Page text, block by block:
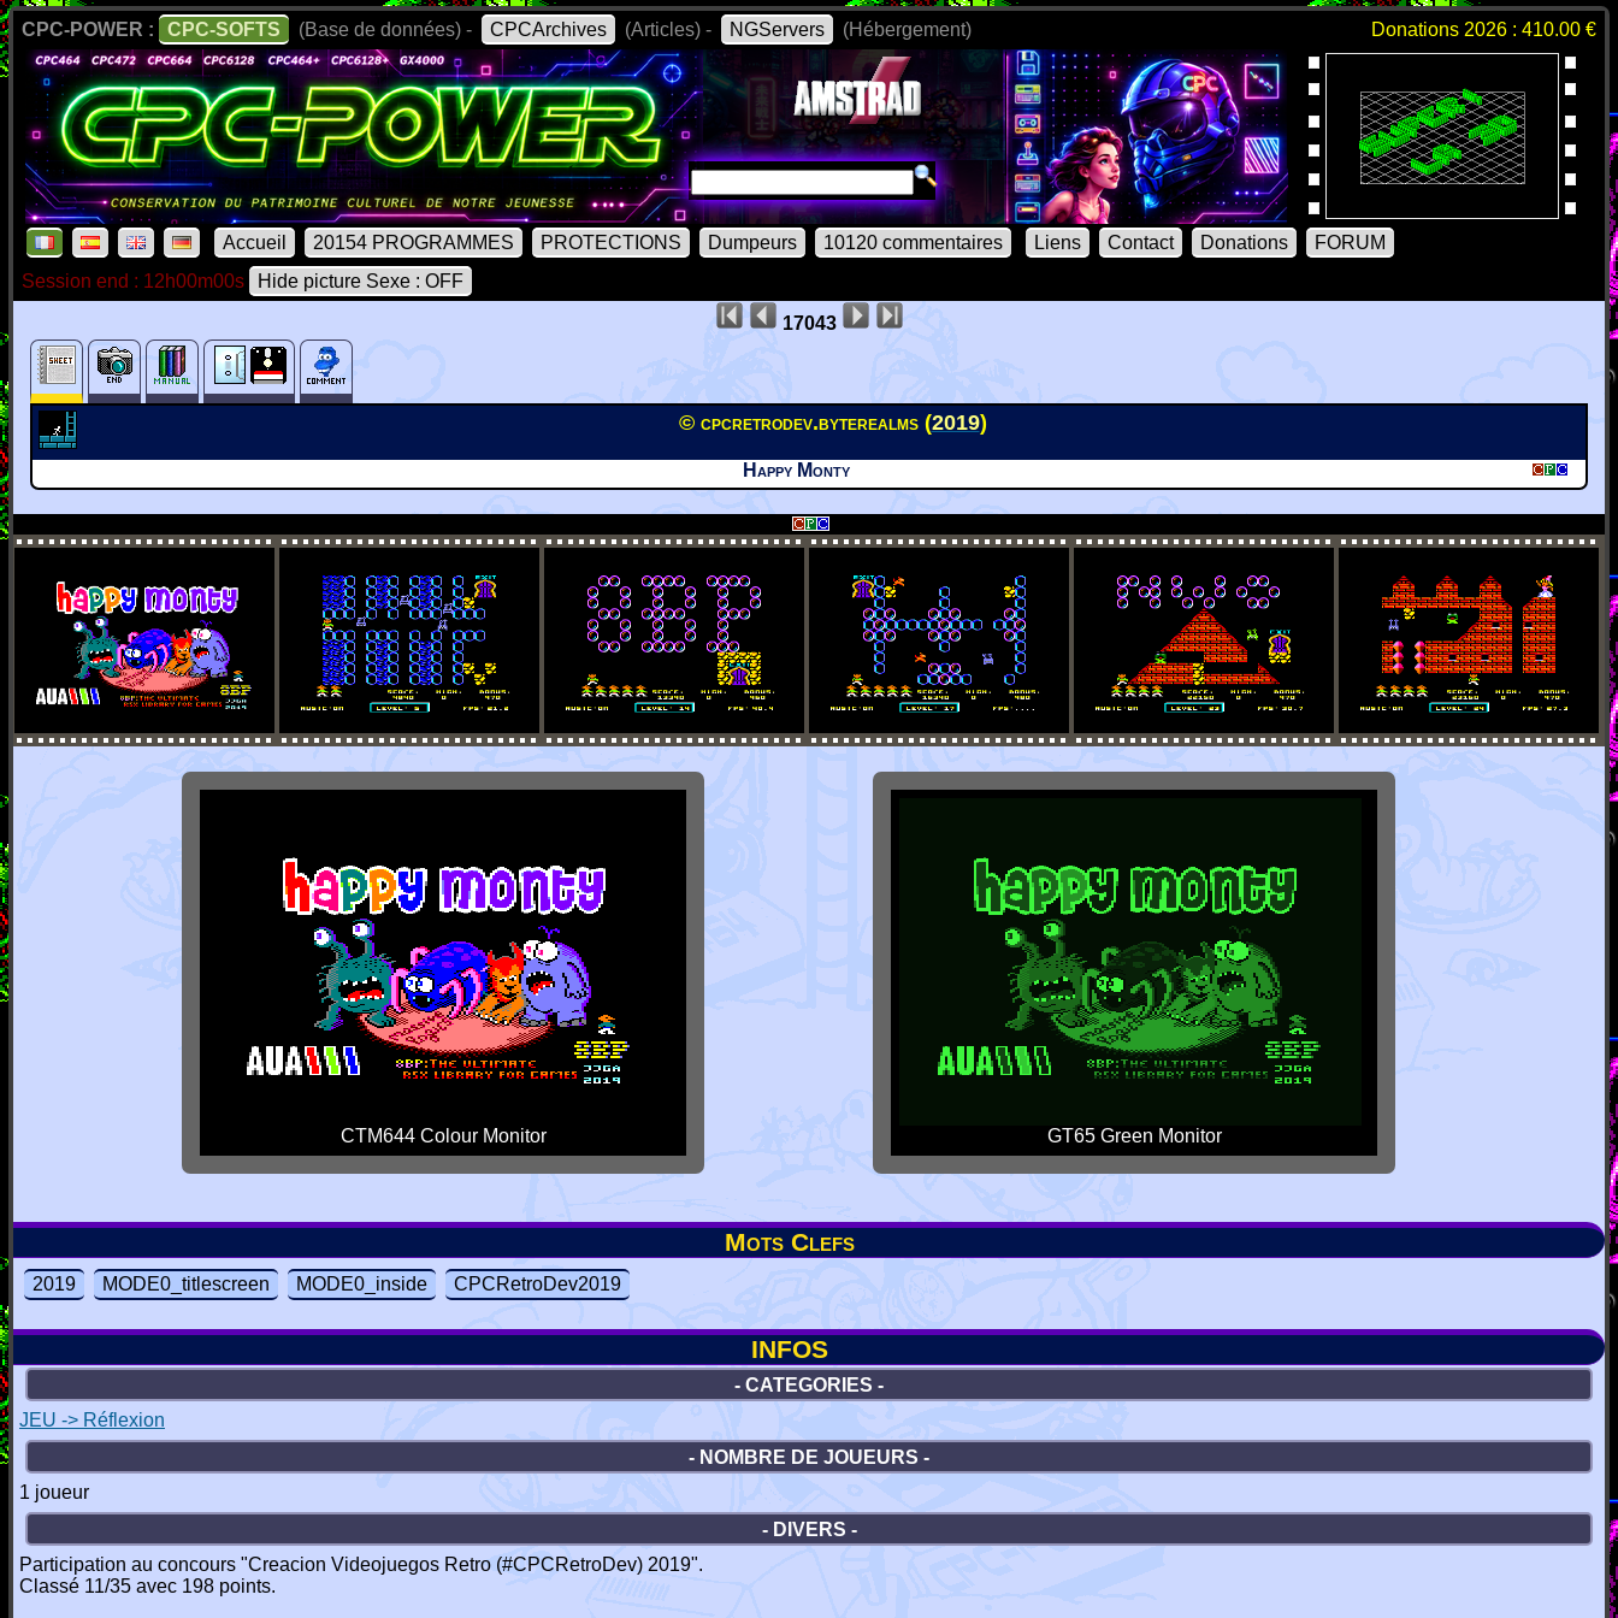
CPC-POWER : CPC-SOFTS (Base de données) - CPCArchives (Articles) - NGServers (Hébergement) Donations 2026 : 410.00 €
Accueil 20154 PROGRAMMES PROTECTIONS Dumpeurs 10120 commentaires Liens Contact Donations
FORUM
Session end : 12h00m00s
Hide picture Sexe : OFF
17043
© cpcretrodev.byterealms (2019)
Happy Monty
CTM644 Colour Monitor GT65 Green Monitor
Mots Clefs
2019 MODE0_titlescreen MODE0_inside CPCRetroDev2019
INFOS
- CATEGORIES -
JEU -> Réflexion
- NOMBRE DE JOUEURS -
1 joueur
- DIVERS -
Participation au concours "Creacion Videojuegos Retro (#CPCRetroDev) 2019".
Classé 11/35 avec 198 points.